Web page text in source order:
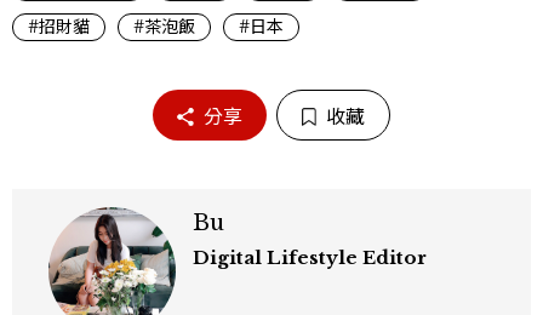
#招財貓
#茶泡飯 #日本
分享 收藏
Bu
Digital Lifestyle Editor